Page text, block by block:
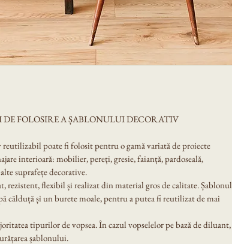
FOLOSIRE A ȘABLONULUI DECORATIV
poate fi folosit pentru o gamă variată de proiecte
interioară: mobilier, pereți, gresie, faianță, pardoseală,
suprafețe decorative.
rezistent, flexibil și realizat din material gros de calitate. Șablonul
călduță și un burete moale, pentru a putea fi reutilizat de mai
tipurilor de vopsea. În cazul vopselelor pe bază de diluant,
șablonului.